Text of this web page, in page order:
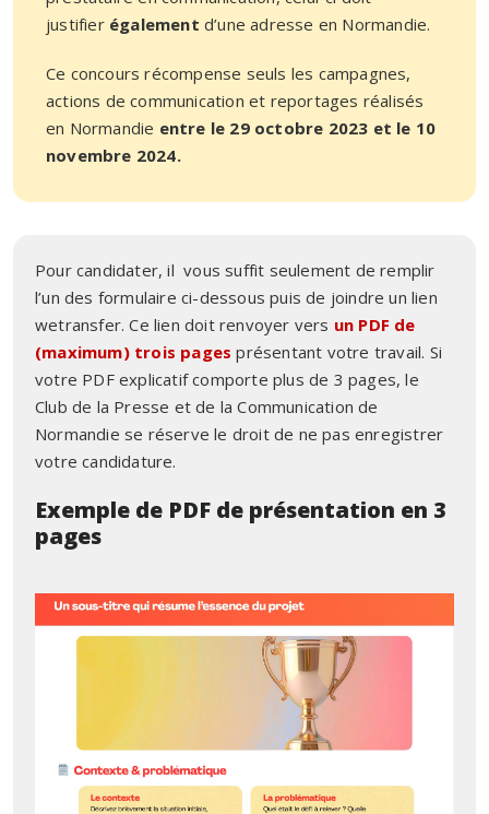
justifier égalementd’une adresse en Normandie.
Ce concours récompense seuls les campagnes,
actions de communication et reportages réalisés
en Normandie entre le 29 octobre 2023 et le 10
novembre 2024.
Pour candidater, il vous suffit seulement de remplir
l’un des formulaire ci-dessous puis de joindre un lien
wetransfer. Ce lien doit renvoyer vers un PDF de
(maximum) trois pages présentant votre travail. Si
votre PDF explicatif comporte plus de 3 pages, le
Club de la Presse et de la Communication de
Normandie se réserve le droit de ne pas enregistrer
votre candidature.
Exemple de PDF de présentation en 3
pages